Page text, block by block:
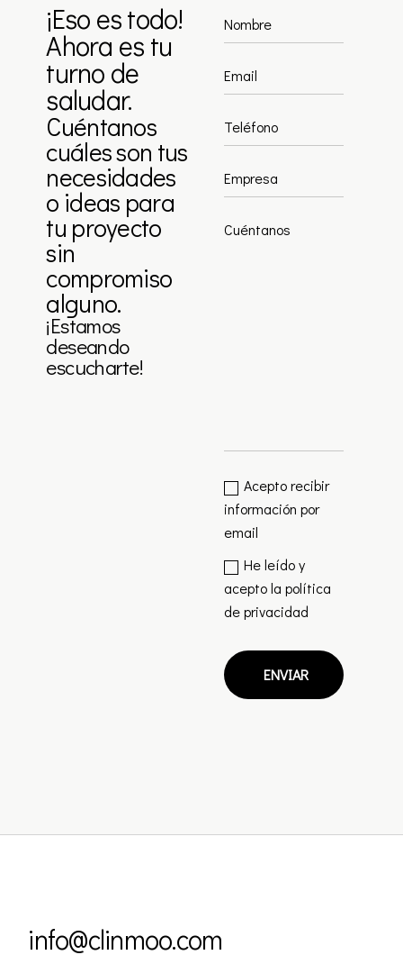
¡Eso es todo!
Ahora es tu
turno de
saludar.
Cuéntanos
cuáles son tus
necesidades
o ideas para
tu proyecto
sin
compromiso
alguno.
¡Estamos
deseando
escucharte!
Acepto recibir
información por
email
He leído y
acepto la política
de privacidad
ENVIAR
info@clinmoo.com